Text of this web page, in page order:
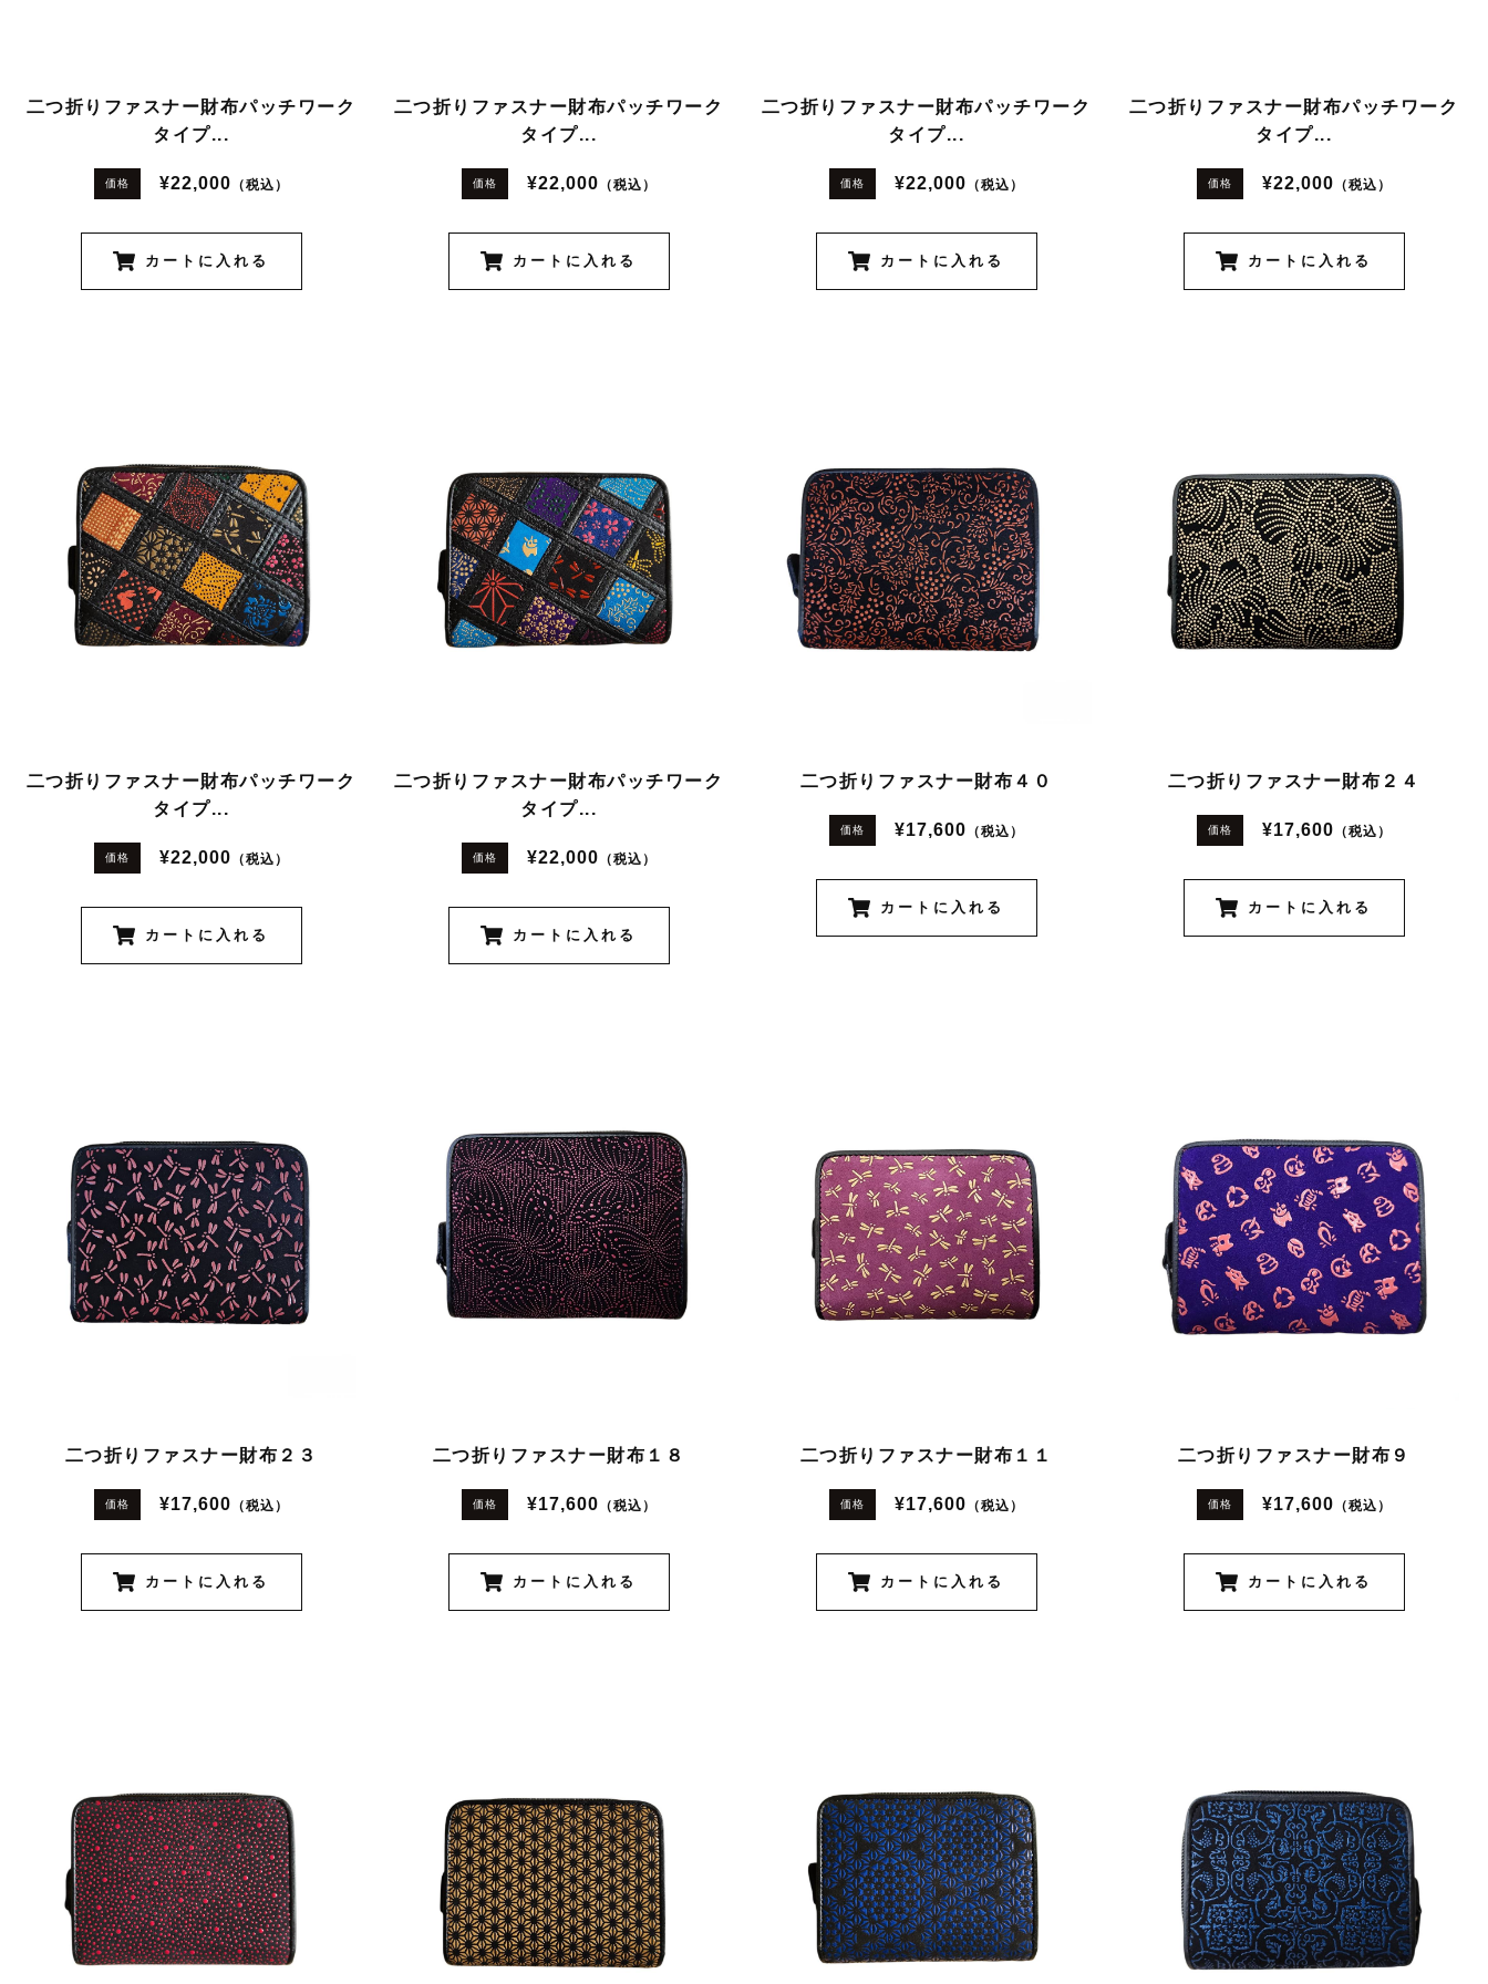
二つ折りファスナー財布パッチワーク
タイプ...
価格 ¥22,000 （税込）
カートに入れる
二つ折りファスナー財布パッチワーク
タイプ...
価格 ¥22,000 （税込）
カートに入れる
二つ折りファスナー財布パッチワーク
タイプ...
価格 ¥22,000 （税込）
カートに入れる
二つ折りファスナー財布パッチワーク
タイプ...
価格 ¥22,000 （税込）
カートに入れる
二つ折りファスナー財布パッチワーク
タイプ...
価格 ¥22,000 （税込）
カートに入れる
二つ折りファスナー財布パッチワーク
タイプ...
価格 ¥22,000 （税込）
カートに入れる
二つ折りファスナー財布４０
価格 ¥17,600 （税込）
カートに入れる
二つ折りファスナー財布２４
価格 ¥17,600 （税込）
カートに入れる
二つ折りファスナー財布２３
価格 ¥17,600 （税込）
カートに入れる
二つ折りファスナー財布１８
価格 ¥17,600 （税込）
カートに入れる
二つ折りファスナー財布１１
価格 ¥17,600 （税込）
カートに入れる
二つ折りファスナー財布９
価格 ¥17,600 （税込）
カートに入れる